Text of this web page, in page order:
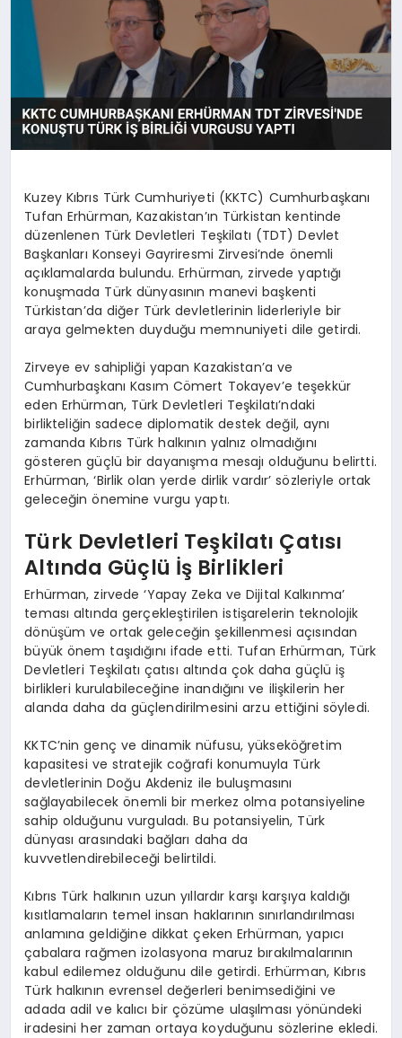
TEKNOLOJI
Kuzey Kıbrıs Türk Cumhuriyeti (KKTC) Cumhurbaşkanı
Tufan Erhürman, Kazakistan’ın Türkistan kentinde
düzenlenen Türk Devletleri Teşkilatı (TDT) Devlet
Başkanları Konseyi Gayriresmi Zirvesi’nde önemli
açıklamalarda bulundu. Erhürman, zirvede yaptığı
konuşmada Türk dünyasının manevi başkenti
Türkistan’da diğer Türk devletlerinin liderleriyle bir
araya gelmekten duyduğu memnuniyeti dile getirdi.
Zirveye ev sahipliği yapan Kazakistan’a ve
Cumhurbaşkanı Kasım Cömert Tokayev’e teşekkür
eden Erhürman, Türk Devletleri Teşkilatı’ndaki
birlikteliğin sadece diplomatik destek değil, aynı
zamanda Kıbrıs Türk halkının yalnız olmadığını
gösteren güçlü bir dayanışma mesajı olduğunu belirtti.
Erhürman, ‘Birlik olan yerde dirlik vardır’ sözleriyle ortak
geleceğin önemine vurgu yaptı.
Türk Devletleri Teşkilatı Çatısı
Altında Güçlü İş Birlikleri
Erhürman, zirvede ‘Yapay Zeka ve Dijital Kalkınma’
teması altında gerçekleştirilen istişarelerin teknolojik
dönüşüm ve ortak geleceğin şekillenmesi açısından
büyük önem taşıdığını ifade etti. Tufan Erhürman, Türk
Devletleri Teşkilatı çatısı altında çok daha güçlü iş
birlikleri kurulabileceğine inandığını ve ilişkilerin her
alanda daha da güçlendirilmesini arzu ettiğini söyledi.
KKTC’nin genç ve dinamik nüfusu, yükseköğretim
kapasitesi ve stratejik coğrafi konumuyla Türk
devletlerinin Doğu Akdeniz ile buluşmasını
sağlayabilecek önemli bir merkez olma potansiyeline
sahip olduğunu vurguladı. Bu potansiyelin, Türk
dünyası arasındaki bağları daha da
kuvvetlendirebileceği belirtildi.
Kıbrıs Türk halkının uzun yıllardır karşı karşıya kaldığı
kısıtlamaların temel insan haklarının sınırlandırılması
anlamına geldiğine dikkat çeken Erhürman, yapıcı
çabalara rağmen izolasyona maruz bırakılmalarının
kabul edilemez olduğunu dile getirdi. Erhürman, Kıbrıs
Türk halkının evrensel değerleri benimsediğini ve
adada adil ve kalıcı bir çözüme ulaşılması yönündeki
iradesini her zaman ortaya koyduğunu sözlerine ekledi.